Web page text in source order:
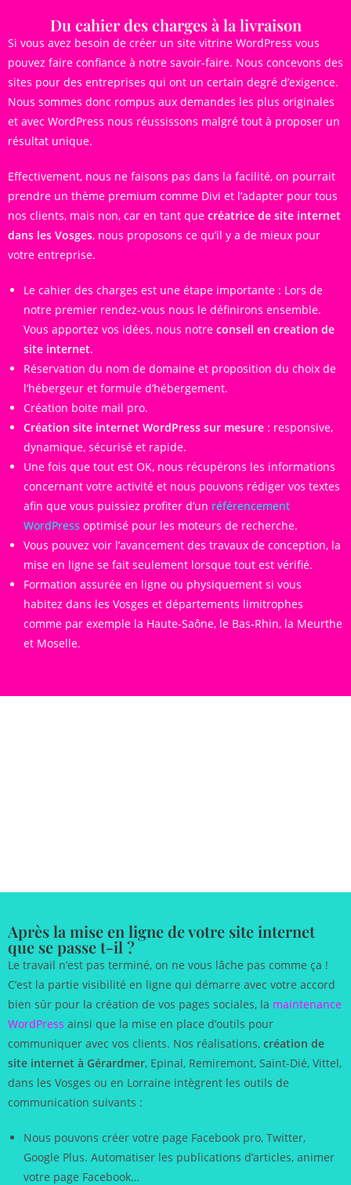
Du cahier des charges à la livraison
Si vous avez besoin de créer un site vitrine WordPress vous
pouvez faire confiance à notre savoir-faire. Nous concevons des
sites pour des entreprises qui ont un certain degré d’exigence.
Nous sommes donc rompus aux demandes les plus originales
et avec WordPress nous réussissons malgré tout à proposer un
résultat unique.
Effectivement, nous ne faisons pas dans la facilité, on pourrait
prendre un thème premium comme Divi et l’adapter pour tous
nos clients, mais non, car en tant que créatrice de site internet
dans les Vosges, nous proposons ce qu’il y a de mieux pour
votre entreprise.
Le cahier des charges est une étape importante : Lors de
notre premier rendez-vous nous le définirons ensemble.
Vous apportez vos idées, nous notre conseil en creation de
site internet.
Réservation du nom de domaine et proposition du choix de
l’hébergeur et formule d’hébergement.
Création boite mail pro.
Création site internet WordPress sur mesure : responsive,
dynamique, sécurisé et rapide.
Une fois que tout est OK, nous récupérons les informations
concernant votre activité et nous pouvons rédiger vos textes
afin que vous puissiez profiter d’un référencement
WordPress optimisé pour les moteurs de recherche.
Vous pouvez voir l’avancement des travaux de conception, la
mise en ligne se fait seulement lorsque tout est vérifié.
Formation assurée en ligne ou physiquement si vous
habitez dans les Vosges et départements limitrophes
comme par exemple la Haute-Saône, le Bas-Rhin, la Meurthe
et Moselle.
Après la mise en ligne de votre site internet
que se passe t-il ?
Le travail n’est pas terminé, on ne vous lâche pas comme ça !
C’est la partie visibilité en ligne qui démarre avec votre accord
bien sûr pour la création de vos pages sociales, la maintenance
WordPress ainsi que la mise en place d’outils pour
communiquer avec vos clients. Nos réalisations, création de
site internet à Gérardmer, Epinal, Remiremont, Saint-Dié, Vittel,
dans les Vosges ou en Lorraine intègrent les outils de
communication suivants :
Nous pouvons créer votre page Facebook pro, Twitter,
Google Plus. Automatiser les publications d’articles, animer
votre page Facebook…